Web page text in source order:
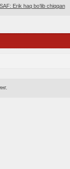
SAF: Erik haq bo‘lib chiqqan